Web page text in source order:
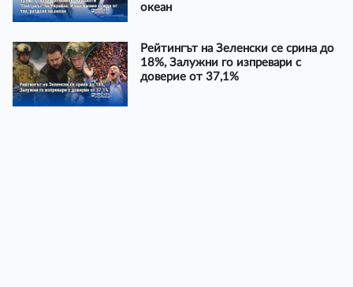
океан
Рейтингът на Зеленски се срина до
18%, Залужни го изпревари с
доверие от 37,1%